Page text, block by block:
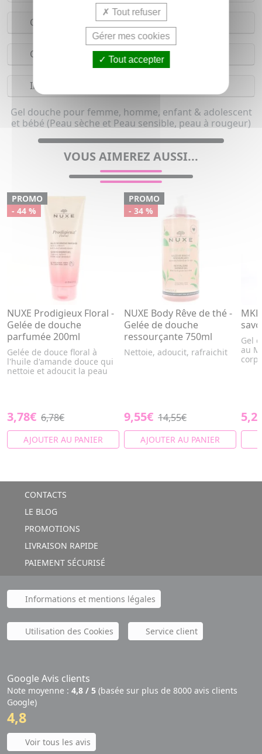
Conseils d'utilisation
Composition
Indications
Gel douche pour femme, homme, enfant & adolescent
et bébé (Peau sèche et Peau sensible, peau à rougeur)
VOUS AIMEREZ AUSSI...
PROMO
- 44 %
NUXE Prodigieux Floral -
Gelée de douche
parfumée 200ml
Gelée de douce floral à
l'huile d'amande douce qui
nettoie et adoucit la peau
3,78€ 6,78€
AJOUTER AU PANIER
PROMO
- 34 %
NUXE Body Rêve de thé -
Gelée de douche
ressourçante 750ml
Nettoie, adoucit, rafraichit
9,55€ 14,55€
AJOUTER AU PANIER
Gel
au
CONTACTS
LE BLOG
PROMOTIONS
LIVRAISON RAPIDE
PAIEMENT SÉCURISÉ
Informations et mentions légales
Utilisation des Cookies Service client
Google Avis clients
Note moyenne : 4,8 / 5 (basée sur plus de 8000 avis clients
Google)
4,8
Voir tous les avis
Tout refuser
Gérer mes cookies
Tout accepter